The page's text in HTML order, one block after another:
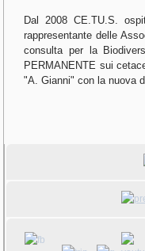
Dal 2008 CE.TU.S.
rappresentante delle
consulta per la
PERMANENTE sui
"A. Gianni" con la nuova